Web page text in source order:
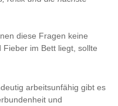
diese Fragen keine
im Bett liegt, sollte
arbeitsunfähig gibt es
und